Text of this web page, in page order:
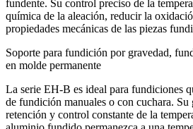
fundente. Su control preciso de la
química de la aleación, reducir la
propiedades mecánicas de las piezas
Soporte para fundición por gravedad,
en molde permanente
La serie EH‑B es ideal para fundiciones
de fundición manuales o con cuchara. Su
retención y control constante de la